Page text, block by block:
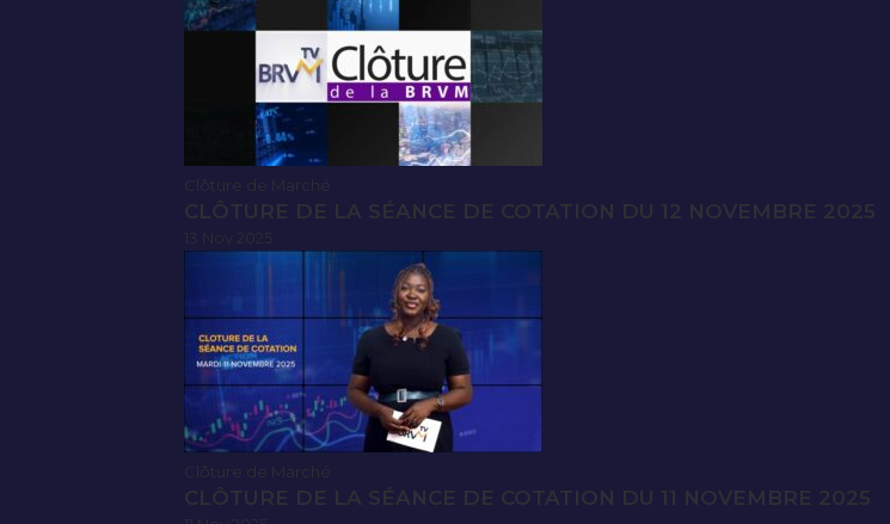
CLÔTURE DE LA SÉANCE DE COTATION DU 12 NOVEMBRE 2025
CLÔTURE DE LA SÉANCE DE COTATION DU 11 NOVEMBRE 2025